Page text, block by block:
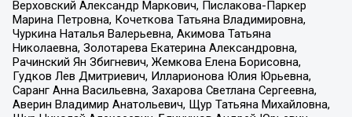
Верховский Александр Маркович, Пислакова-Паркер
Марина Петровна, Кочеткова Татьяна Владимировна,
Чуркина Наталья Валерьевна, Акимова Татьяна
Николаевна, Золотарева Екатерина Александровна,
Рачинский Ян Збигневич, Жемкова Елена Борисовна,
Гудков Лев Дмитриевич, Илларионова Юлия Юрьевна,
Саранг Анна Васильевна, Захарова Светлана Сергеевна,
Аверин Владимир Анатольевич, Щур Татьяна Михайловна,